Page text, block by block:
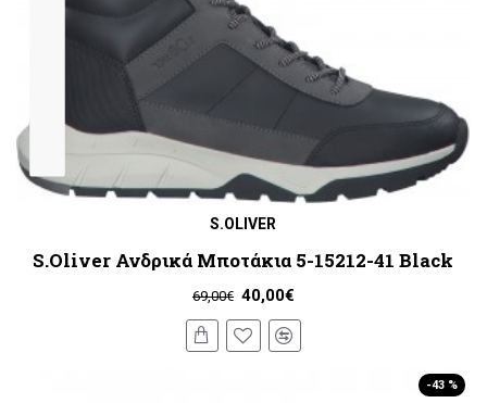
S.OLIVER
S.Oliver Ανδρικά Μποτάκια 5-15212-41 Black
40,00€
69,00€
-43 %